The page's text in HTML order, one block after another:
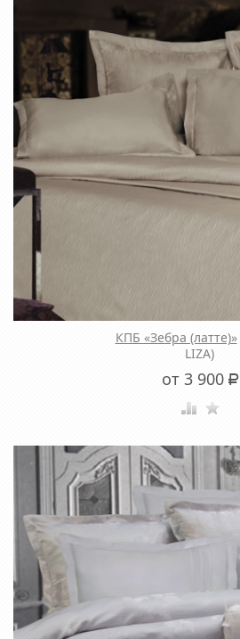
КПБ «Зебра (латте)»
LIZA)
от 3 900 Р